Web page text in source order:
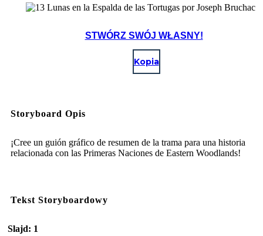
STWÓRZ SWÓJ WŁASNY!
Kopia
Storyboard Opis
¡Cree un guión gráfico de resumen de la trama para una historia
relacionada con las Primeras Naciones de Eastern Woodlands!
Tekst Storyboardowy
Slajd: 1